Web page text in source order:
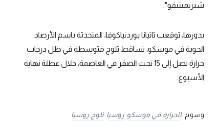
شيريميتيفو".
بدورها، توقعت تاتيانا بوزدنياكوفا، المتحدثة باسم الأرصاد
الجوية في موسكو، تساقط ثلوج متوسطة في ظل درجات
حرارة تصل إلى 15 تحت الصفر في العاصمة، خلال عطلة نهاية
الأسبوع.
وسوم :الحرارة في موسكو روسيا ثلوج روسيا